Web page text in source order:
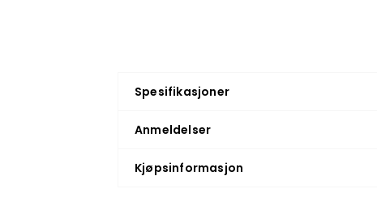
Spesifikasjoner
Anmeldelser
Kjøpsinformasjon